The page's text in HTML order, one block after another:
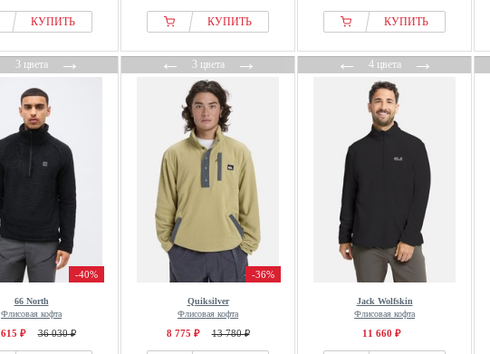
КУПИТЬ КУПИТЬ КУПИТЬ
3 цвета→
-40%
66 North
Флисовая кофта
₽ 36 030 ₽
←3 цвета→
-36%
Quiksilver
Флисовая кофта
8 775 ₽ 13 780 ₽
←4 цвета→
Jack Wolfskin
Флисовая кофта
11 660 ₽